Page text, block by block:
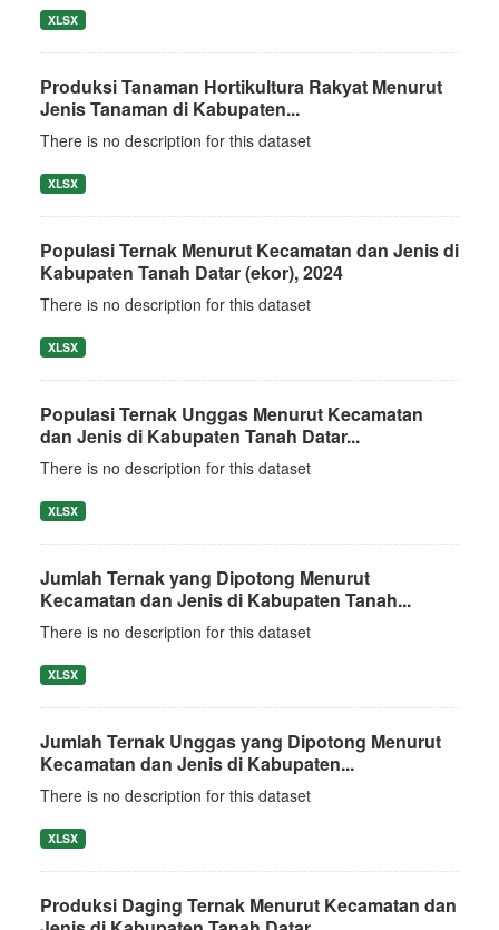
XLSX
Produksi Tanaman Hortikultura Rakyat Menurut
Jenis Tanaman di Kabupaten...
There is no description for this dataset
XLSX
Populasi Ternak Menurut Kecamatan dan Jenis di
Kabupaten Tanah Datar (ekor), 2024
There is no description for this dataset
XLSX
Populasi Ternak Unggas Menurut Kecamatan
dan Jenis di Kabupaten Tanah Datar...
There is no description for this dataset
XLSX
Jumlah Ternak yang Dipotong Menurut
Kecamatan dan Jenis di Kabupaten Tanah...
There is no description for this dataset
XLSX
Jumlah Ternak Unggas yang Dipotong Menurut
Kecamatan dan Jenis di Kabupaten...
There is no description for this dataset
XLSX
Produksi Daging Ternak Menurut Kecamatan dan